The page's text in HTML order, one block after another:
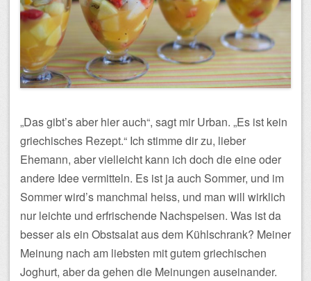
„Das gibt’s aber hier auch“, sagt mir Urban. „Es ist kein
griechisches Rezept.“ Ich stimme dir zu, lieber
Ehemann, aber vielleicht kann ich doch die eine oder
andere Idee vermitteln. Es ist ja auch Sommer, und im
Sommer wird’s manchmal heiss, und man will wirklich
nur leichte und erfrischende Nachspeisen. Was ist da
besser als ein Obstsalat aus dem Kühlschrank? Meiner
Meinung nach am liebsten mit gutem griechischen
Joghurt, aber da gehen die Meinungen auseinander.